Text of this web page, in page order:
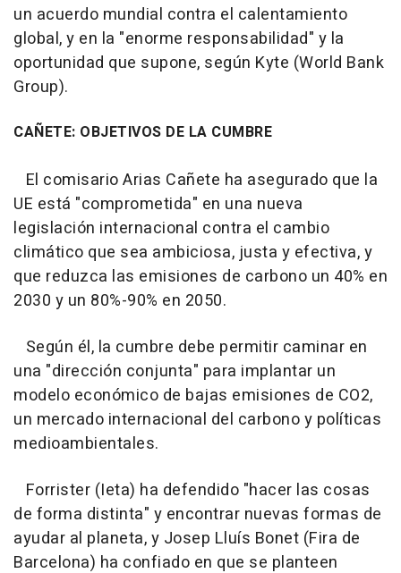
un acuerdo mundial contra el calentamiento
global, y en la "enorme responsabilidad" y la
oportunidad que supone, según Kyte (World Bank
Group).
CAÑETE: OBJETIVOS DE LA CUMBRE
El comisario Arias Cañete ha asegurado que la
UE está "comprometida" en una nueva
legislación internacional contra el cambio
climático que sea ambiciosa, justa y efectiva, y
que reduzca las emisiones de carbono un 40% en
2030 y un 80%-90% en 2050.
Según él, la cumbre debe permitir caminar en
una "dirección conjunta" para implantar un
modelo económico de bajas emisiones de CO2,
un mercado internacional del carbono y políticas
medioambientales.
Forrister (Ieta) ha defendido "hacer las cosas
de forma distinta" y encontrar nuevas formas de
ayudar al planeta, y Josep Lluís Bonet (Fira de
Barcelona) ha confiado en que se planteen